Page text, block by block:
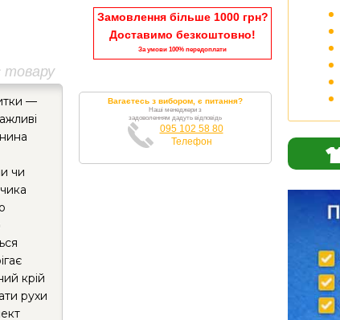
Замовлення більше 1000 грн?
Доставимо безкоштовно!
За умови 100% передоплати
товару
—
чи
крій
рухи
Вагаєтесь з вибором, є питання?
Наші менеджери з
задоволенням дадуть відповідь
095 102 58 80
Телефон